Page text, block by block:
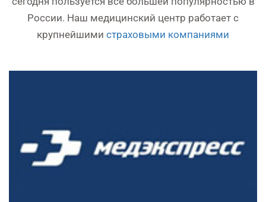
России. Наш медицинский центр работает с
крупнейшими страховыми компаниями